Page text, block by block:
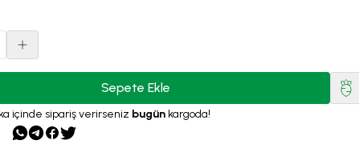
Sepete Ekle
içinde sipariş verirseniz bugünkargoda!